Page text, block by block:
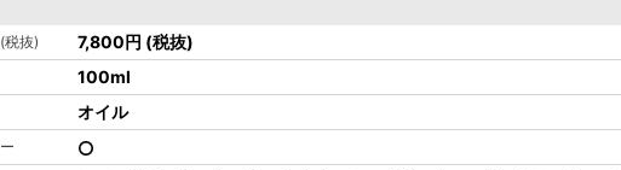
税抜) 7,800円 (税抜)
100ml
オイル